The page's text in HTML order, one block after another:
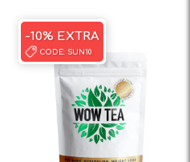
-10% EXTRA
CODE: SUN10